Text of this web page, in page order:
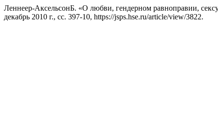
Леннеер-АксельсонБ. «О любви, гендерном равноправии,
декабрь 2010 г., сс. 397-10, https://jsps.hse.ru/article/view/3822.